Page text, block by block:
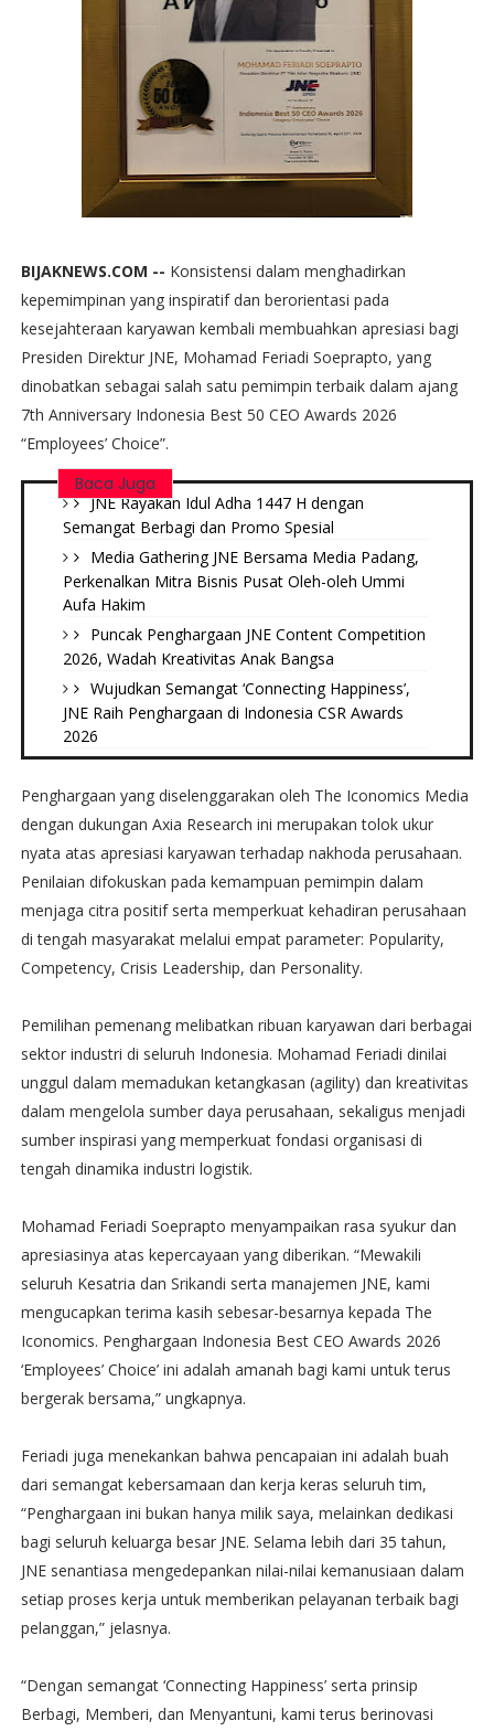
BIJAKNEWS.COM -- Konsistensi dalam menghadirkan
kepemimpinan yang inspiratif dan berorientasi pada
kesejahteraan karyawan kembali membuahkan apresiasi bagi
Presiden Direktur JNE, Mohamad Feriadi Soeprapto, yang
dinobatkan sebagai salah satu pemimpin terbaik dalam ajang
7th Anniversary Indonesia Best 50 CEO Awards 2026
“Employees’ Choice”.
Baca Juga
JNE Rayakan Idul Adha 1447 H dengan
Semangat Berbagi dan Promo Spesial
Media Gathering JNE Bersama Media Padang,
Perkenalkan Mitra Bisnis Pusat Oleh-oleh Ummi
Aufa Hakim
Puncak Penghargaan JNE Content Competition
2026, Wadah Kreativitas Anak Bangsa
Wujudkan Semangat ‘Connecting Happiness’,
JNE Raih Penghargaan di Indonesia CSR Awards
2026
Penghargaan yang diselenggarakan oleh The Iconomics Media
dengan dukungan Axia Research ini merupakan tolok ukur
nyata atas apresiasi karyawan terhadap nakhoda perusahaan.
Penilaian difokuskan pada kemampuan pemimpin dalam
menjaga citra positif serta memperkuat kehadiran perusahaan
di tengah masyarakat melalui empat parameter: Popularity,
Competency, Crisis Leadership, dan Personality.
Pemilihan pemenang melibatkan ribuan karyawan dari berbagai
sektor industri di seluruh Indonesia. Mohamad Feriadi dinilai
unggul dalam memadukan ketangkasan (agility) dan kreativitas
dalam mengelola sumber daya perusahaan, sekaligus menjadi
sumber inspirasi yang memperkuat fondasi organisasi di
tengah dinamika industri logistik.
Mohamad Feriadi Soeprapto menyampaikan rasa syukur dan
apresiasinya atas kepercayaan yang diberikan. “Mewakili
seluruh Kesatria dan Srikandi serta manajemen JNE, kami
mengucapkan terima kasih sebesar-besarnya kepada The
Iconomics. Penghargaan Indonesia Best CEO Awards 2026
‘Employees’ Choice’ ini adalah amanah bagi kami untuk terus
bergerak bersama,” ungkapnya.
Feriadi juga menekankan bahwa pencapaian ini adalah buah
dari semangat kebersamaan dan kerja keras seluruh tim,
“Penghargaan ini bukan hanya milik saya, melainkan dedikasi
bagi seluruh keluarga besar JNE. Selama lebih dari 35 tahun,
JNE senantiasa mengedepankan nilai-nilai kemanusiaan dalam
setiap proses kerja untuk memberikan pelayanan terbaik bagi
pelanggan,” jelasnya.
“Dengan semangat ‘Connecting Happiness’ serta prinsip
Berbagi, Memberi, dan Menyantuni, kami terus berinovasi